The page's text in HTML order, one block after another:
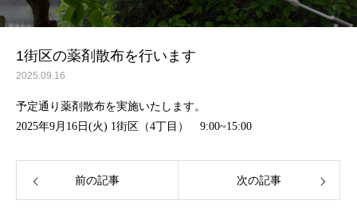
1街区の薬剤散布を行います
2025.09.16
予定通り薬剤散布を実施いたします。
2025年9月16日(火) 1街区（4丁目） 9:00~15:00
前の記事 次の記事